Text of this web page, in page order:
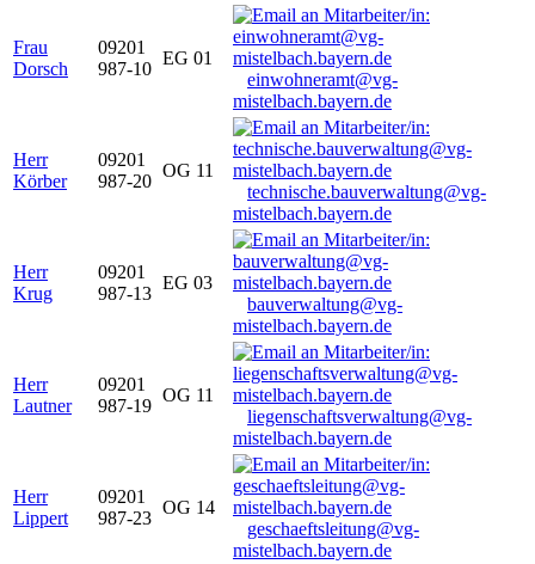
Frau
Dorsch
09201
987-10
EG 01
einwohneramt@vg-
mistelbach.bayern.de
Herr
Körber
09201
987-20
OG 11
technische.bauverwaltung@vg-
mistelbach.bayern.de
Herr
Krug
09201
987-13
EG 03
bauverwaltung@vg-
mistelbach.bayern.de
Herr
Lautner
09201
987-19
OG 11
liegenschaftsverwaltung@vg-
mistelbach.bayern.de
Herr
Lippert
09201
987-23
OG 14
geschaeftsleitung@vg-
mistelbach.bayern.de